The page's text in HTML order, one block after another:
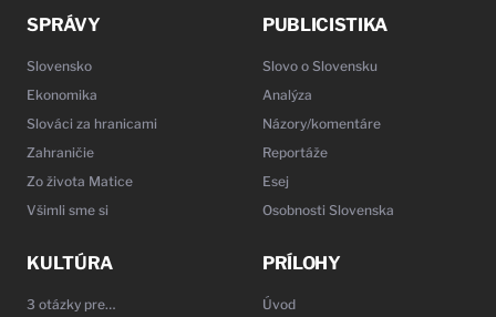
SPRÁVY
Slovensko
Ekonomika
Slováci za hranicami
Zahraničie
Zo života Matice
Všimli sme si
PUBLICISTIKA
Slovo o Slovensku
Analýza
Názory/komentáre
Reportáže
Esej
Osobnosti Slovenska
KULTÚRA
3 otázky pre…
PRÍLOHY
Úvod